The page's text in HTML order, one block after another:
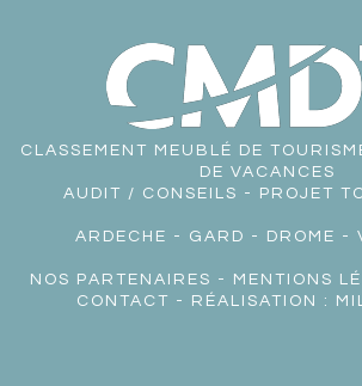
CLASSEMENT MEUBLÉ DE
DE VACANCES
AUDIT / CONSEILS - PROJET
ARDECHE - GARD - DROME -
NOS PARTENAIRES - MENTIONS
CONTACT - RÉALISATION :